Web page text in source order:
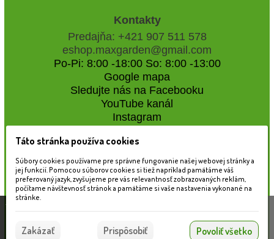
Kontakty
Predajňa: +421 907 511 578
eshop.maxgarden@gmail.com
Po-Pi: 8:00 -18:00 So: 8:00 -13:00
Google mapa
Sledujte nás na Facebooku
YouTube kanál
Instagram
Naše záhradné centrum
Táto stránka používa súbory cookies, ktoré nám
pomáhajú poskytovať služby. Používaním našich
služieb vyjadrujete súhlas s používaním súborov
Súhlasím
Táto stránka používa cookies
Súbory cookies používame pre správne fungovanie našej webovej stránky a
jej funkcií. Pomocou súborov cookies si tiež napríklad pamätáme váš
preferovaný jazyk, zvyšujeme pre vás relevantnosť zobrazovaných reklám,
počítame návštevnosť stránok a pamätáme si vaše nastavenia vykonané na
stránke.
Zakázať Prispôsobiť Povoliť všetko